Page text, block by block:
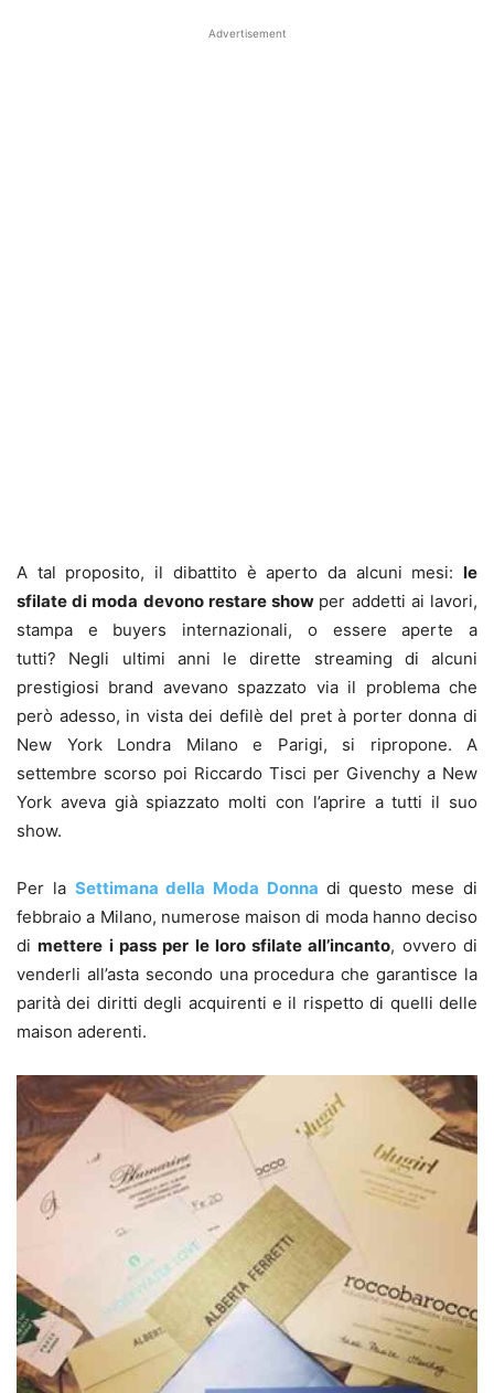
Advertisement
A tal proposito, il dibattito è aperto da alcuni mesi: le
sfilate di moda devono restare show per addetti ai lavori,
stampa e buyers internazionali, o essere aperte a
tutti? Negli ultimi anni le dirette streaming di alcuni
prestigiosi brand avevano spazzato via il problema che
però adesso, in vista dei defilè del pret à porter donna di
New York Londra Milano e Parigi, si ripropone. A
settembre scorso poi Riccardo Tisci per Givenchy a New
York aveva già spiazzato molti con l’aprire a tutti il suo
show.
Per la Settimana della Moda Donna di questo mese di
febbraio a Milano, numerose maison di moda hanno deciso
dimettere i pass per le loro sfilate all’incanto, ovvero di
venderli all’asta secondo una procedura che garantisce la
parità dei diritti degli acquirenti e il rispetto di quelli delle
maison aderenti.